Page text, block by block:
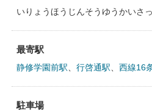
いりょうほうじんそうゆうかいさ
最寄駅
静修学園前駅 行啓通駅 西線16
駐車場